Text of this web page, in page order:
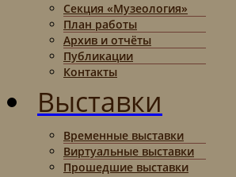
Секция «Музеология»
План работы
Архив и отчёты
Публикации
Контакты
Выставки
Временные выставки
Виртуальные выставки
Прошедшие выставки